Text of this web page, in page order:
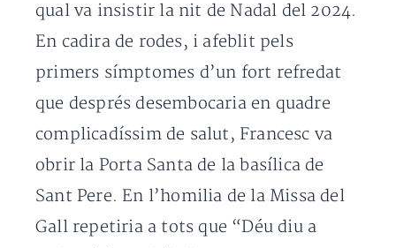
qual va insistir la nit de Nadal del 2024.
En cadira de rodes, i afeblit pels
primers símptomes d’un fort refredat
que després desembocaria en quadre
complicadíssim de salut, Francesc va
obrir la Porta Santa de la basílica de
Sant Pere. En l’homilia de la Missa del
Gall repetiria a tots que “Déu diu a